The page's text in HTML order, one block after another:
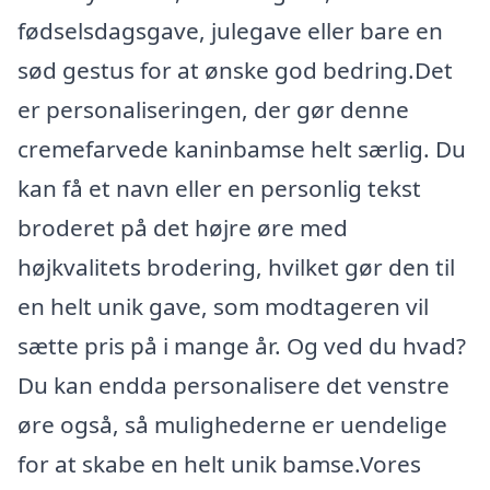
fødselsdagsgave, julegave eller bare en
sød gestus for at ønske god bedring.Det
er personaliseringen, der gør denne
cremefarvede kaninbamse helt særlig. Du
kan få et navn eller en personlig tekst
broderet på det højre øre med
højkvalitets brodering, hvilket gør den til
en helt unik gave, som modtageren vil
sætte pris på i mange år. Og ved du hvad?
Du kan endda personalisere det venstre
øre også, så mulighederne er uendelige
for at skabe en helt unik bamse.Vores